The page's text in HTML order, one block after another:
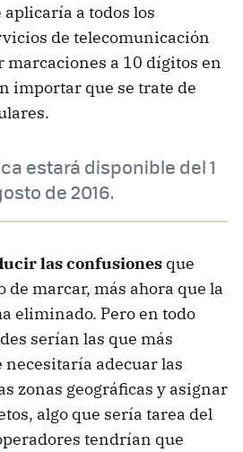
aplicaría a todos los
de telecomunicación
marcaciones a 10 dígitos en
importar que se trate de
estará disponible del 1
de 2016.
las confusiones que
marcar, más ahora que la
eliminado. Pero en todo
serían las que más
adecuar las
zonas geográficas y asignar
algo que sería tarea del
tendrían que